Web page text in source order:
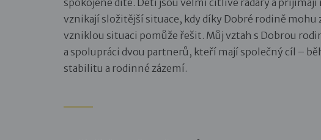
vznikají složitější situace, kdy díky Dobré rodině mohu
vzniklou situaci pomůže řešit. Můj vztah s Dobrou
a spolupráci dvou partnerů, kteří mají společný cíl –
stabilitu a rodinné zázemí.